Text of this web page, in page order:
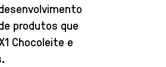
produtos que
Chocoleite e